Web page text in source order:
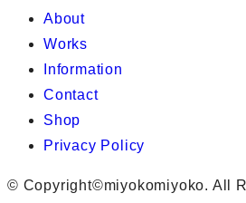
About
Works
Information
Contact
Shop
Privacy Policy
© Copyright©miyokomiyoko. All